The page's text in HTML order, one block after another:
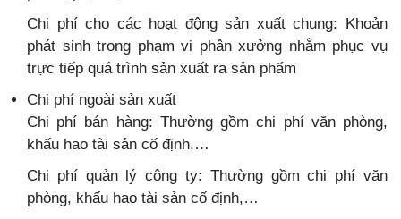
Chi phí cho các hoạt động sản xuất chung: Khoản
phát sinh trong phạm vi phân xưởng nhằm phục vụ
trực tiếp quá trình sản xuất ra sản phẩm
Chi phí ngoài sản xuất
Chi phí bán hàng: Thường gồm chi phí văn phòng,
khấu hao tài sản cố định,…
Chi phí quản lý công ty: Thường gồm chi phí văn
phòng, khấu hao tài sản cố định,…